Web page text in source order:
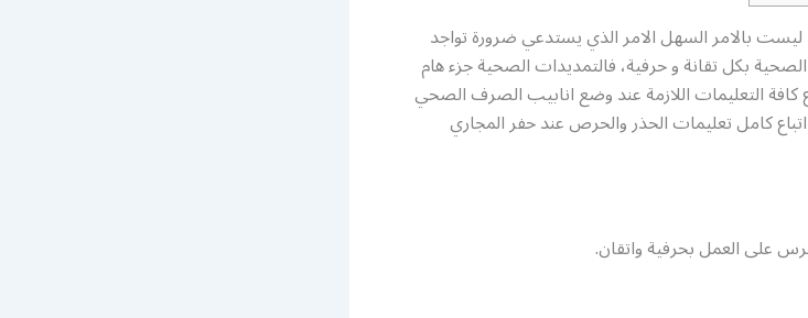
بالامر السهل الامر الذي يستدعي ضرورة تواجد
بكل تقانة و حرفية، فالتمديدات الصحية جزء هام
التعليمات اللازمة عند وضع انابيب الصرف الصحي
كامل تعليمات الحذر والحرص عند حفر المجاري
العمل بحرفية واتقان.